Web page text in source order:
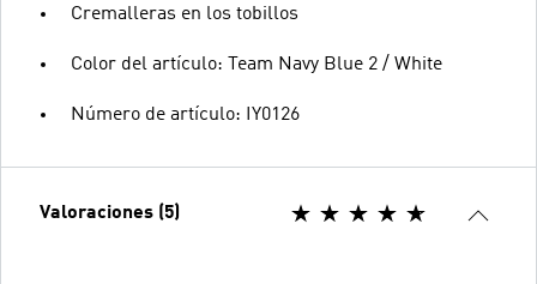
Cremalleras en los tobillos
Color del artículo: Team Navy Blue 2 / White
Número de artículo: IY0126
Valoraciones (5)